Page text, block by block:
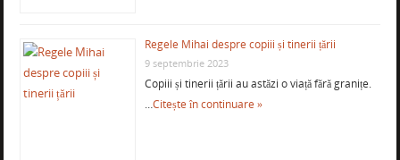
Regele Mihai despre copiii și tinerii țării
9 septembrie 2023
Copiii și tinerii țării au astăzi o viață fără granițe.
…Citește în continuare »